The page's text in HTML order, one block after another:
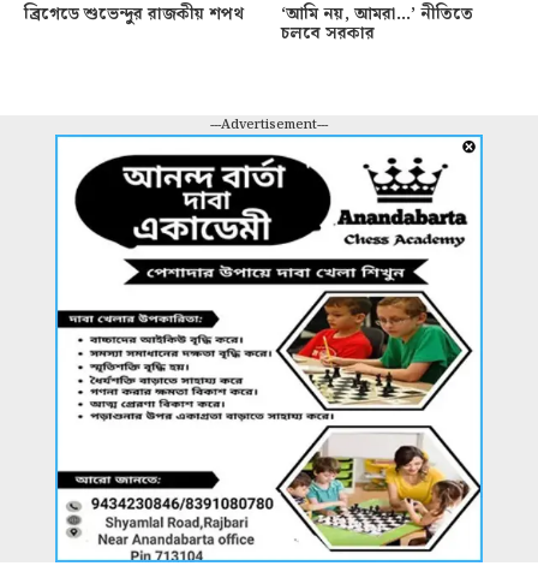
ব্রিগেডে শুভেন্দুর রাজকীয় শপথ ‘আমি নয়, আমরা…’ নীতিতে
চলবে সরকার
---Advertisement---